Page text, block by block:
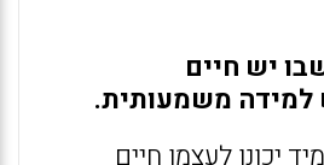
יש חיים
למידה משמעותית.
יכונן לעצמו חיים